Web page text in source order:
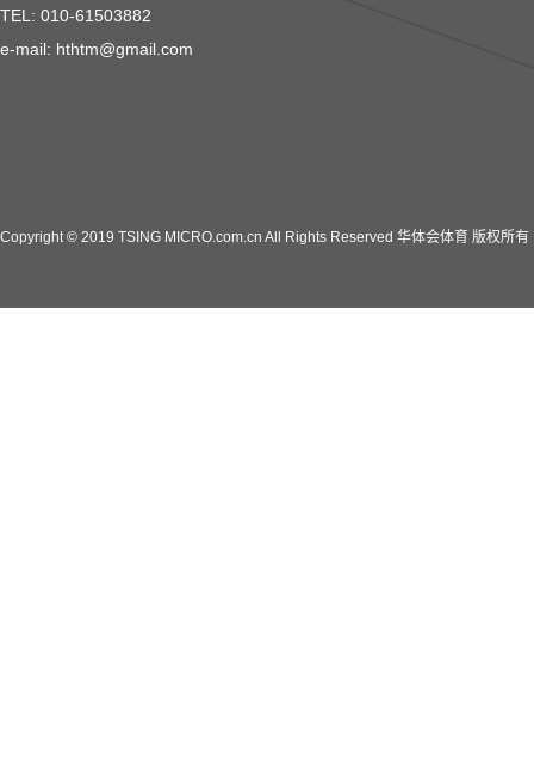
TEL: 010-61503882
e-mail: hthtm@gmail.com
Copyright © 2019 TSING MICRO.com.cn All Rights Reserved 华体会体育 版权所有